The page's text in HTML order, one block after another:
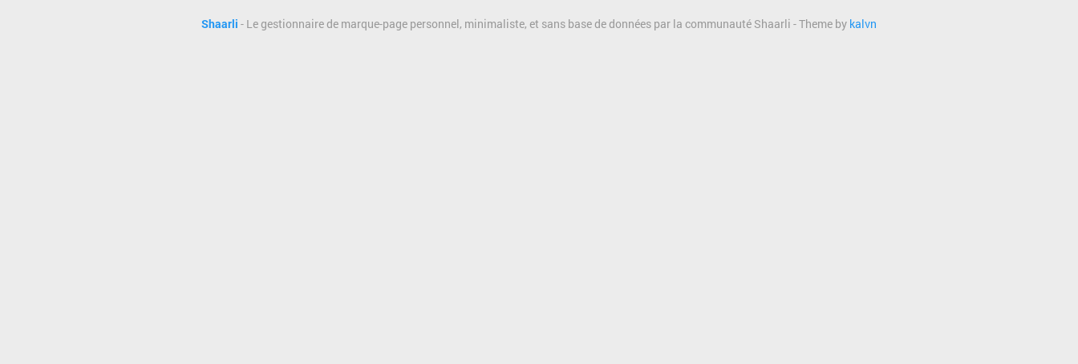
Shaarli - Le gestionnaire de marque-page personnel, minimaliste, et sans base de données par la communauté Shaarli - Theme by kalvn